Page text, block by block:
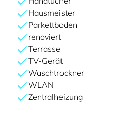
Hausmeister
Parkettboden
renoviert
Terrasse
TV-Gerät
Waschtrockner
WLAN
Zentralheizung